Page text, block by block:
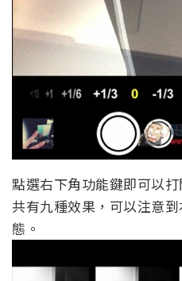
點選右下角功能鍵即可以
共有九種效果，可以注意
態。